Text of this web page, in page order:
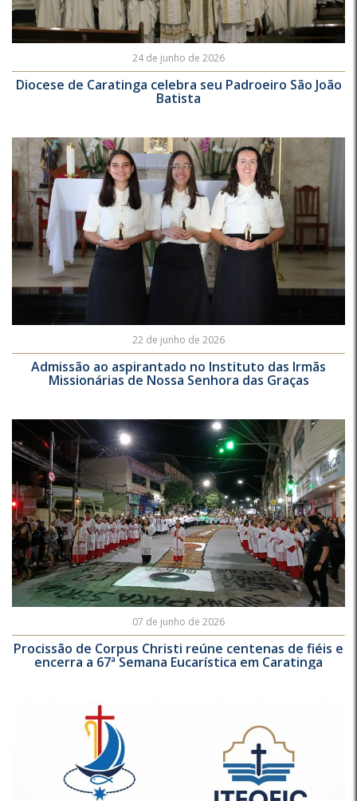
24 de junho de 2026
Diocese de Caratinga celebra seu Padroeiro São João
Batista
22 de junho de 2026
Admissão ao aspirantado no Instituto das Irmãs
Missionárias de Nossa Senhora das Graças
07 de junho de 2026
Procissão de Corpus Christi reúne centenas de fiéis e
encerra a 67ª Semana Eucarística em Caratinga